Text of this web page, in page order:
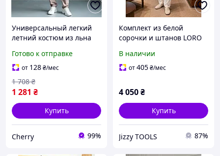
Универсальный легкий
летний костюм из льна
для активных мужчин на
каждый день из
качественных
материалов
Готово к отправке
от 128₴/мес
1 281 ₴
1 708 ₴
Купить
Cherry 99%
Комплект из белой
сорочки и штанов LORO
качественного материала
для стильного образа
В наличии
от405₴/мес
4 050₴
Купить
Jizzy TOOLS 87%